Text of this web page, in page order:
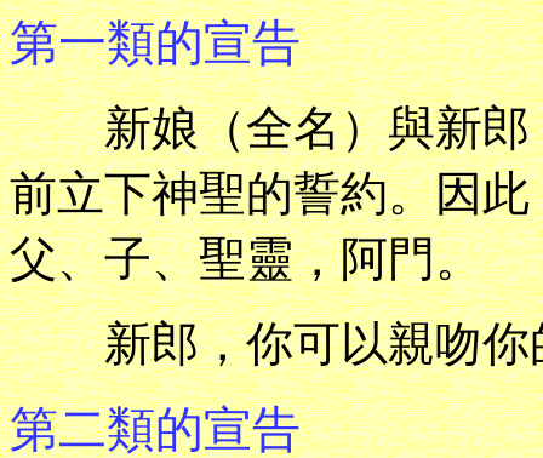
第一類的宣告
新娘（全名）與新郎
前立下神聖的誓約。因
父、子、聖靈，阿門。
新郎，你可以親吻你
第二類的宣告